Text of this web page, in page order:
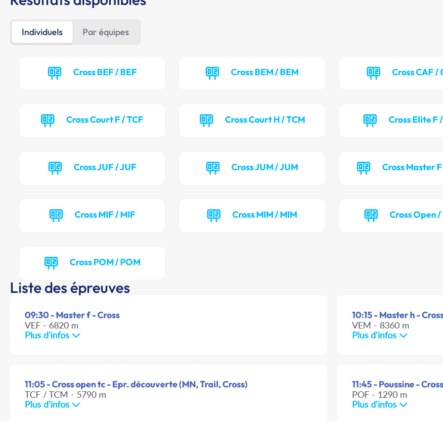
Individuels Par équipes
Cross BEF / BEF Cross BEM / BEM Cross CAF /
Cross Court F / TCF Cross Court H / TCM Cross Elite F
Cross JUF / JUF Cross JUM / JUM Cross Master
Cross MIF / MIF Cross MIM / MIM Cross Open /
Cross POM / POM
Liste des épreuves
09:30 - Master f - Cross
VEF - 6820 m
Plus d'infos
10:15 - Master h -
VEM - 8360 m
Plus d'infos
11:05 - Cross open tc - Epr. découverte (MN, Trail, Cross)
TCF / TCM - 5790 m
Plus d'infos
11:45 - Poussine - Cross
POF - 1290 m
Plus d'infos